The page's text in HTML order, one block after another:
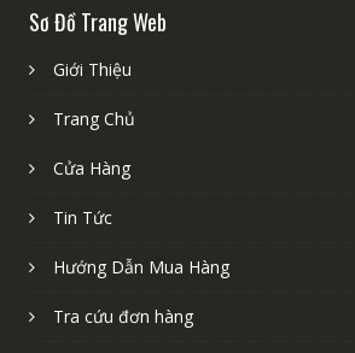
Sơ Đồ Trang Web
Giới Thiệu
Trang Chủ
Cửa Hàng
Tin Tức
Hướng Dẫn Mua Hàng
Tra cứu đơn hàng